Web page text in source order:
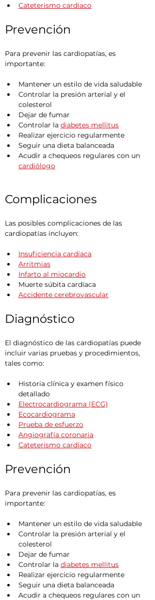
Cateterismo cardíaco
Prevención
Para prevenir las cardiopatías, es
importante:
Mantener un estilo de vida saludable
Controlar la presión arterial y el
colesterol
Dejar de fumar
Controlar la diabetes mellitus
Realizar ejercicio regularmente
Seguir una dieta balanceada
Acudir a chequeos regulares con un
cardiólogo
Complicaciones
Las posibles complicaciones de las
cardiopatías incluyen:
Insuficiencia cardíaca
Arritmias
Infarto al miocardio
Muerte súbita cardíaca
Accidente cerebrovascular
Diagnóstico
El diagnóstico de las cardiopatías puede
incluir varias pruebas y procedimientos,
tales como:
Historia clínica y examen físico
detallado
Electrocardiograma (ECG)
Ecocardiograma
Prueba de esfuerzo
Angiografía coronaria
Cateterismo cardíaco
Prevención
Para prevenir las cardiopatías, es
importante:
Mantener un estilo de vida saludable
Controlar la presión arterial y el
colesterol
Dejar de fumar
Controlar la diabetes mellitus
Realizar ejercicio regularmente
Seguir una dieta balanceada
Acudir a chequeos regulares con un